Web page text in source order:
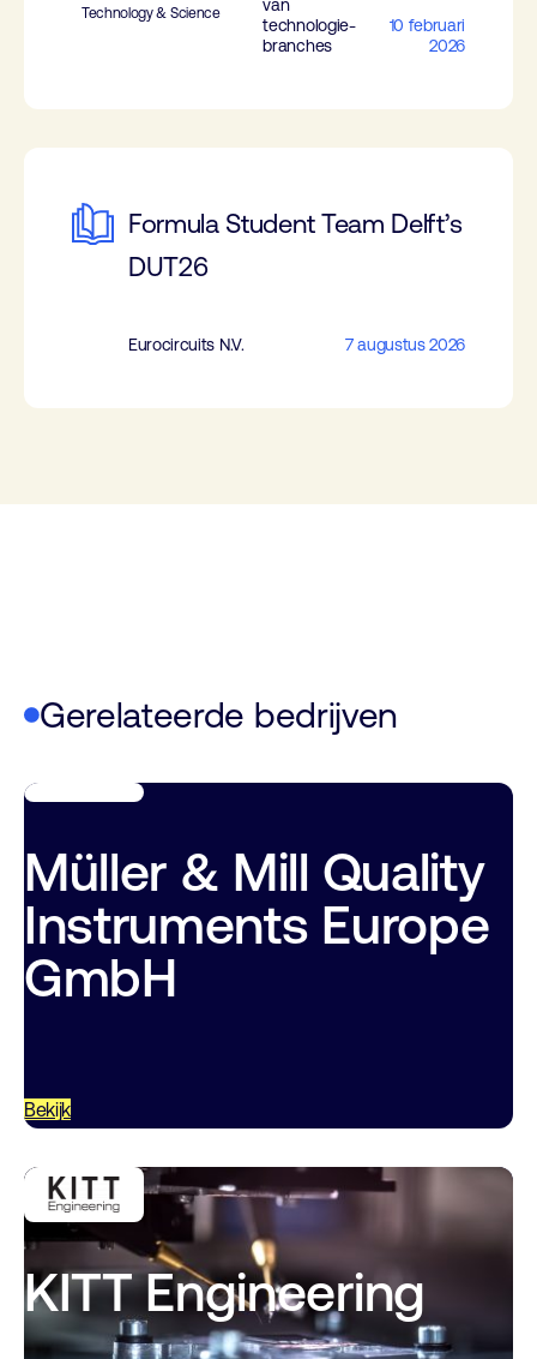
Technology & Science
van
technologie-
branches
10 februari
2026
Formula Student Team Delft’s
DUT26
Eurocircuits N.V. 7 augustus 2026
Gerelateerde bedrijven
Müller & Mill Quality
Instruments Europe
GmbH
Bekijk
KITT Engineering